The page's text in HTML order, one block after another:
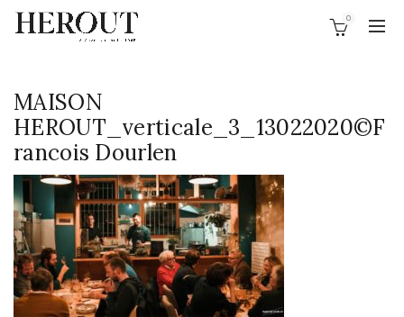
0
MAISON
HEROUT_verticale_3_13022020©F
rancois Dourlen